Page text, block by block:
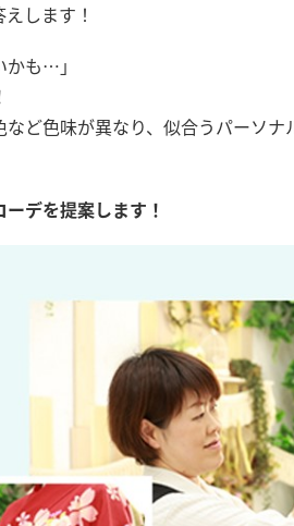
します！
かも…」
ど色味が異なり、似合うパーソナ
デを提案します！